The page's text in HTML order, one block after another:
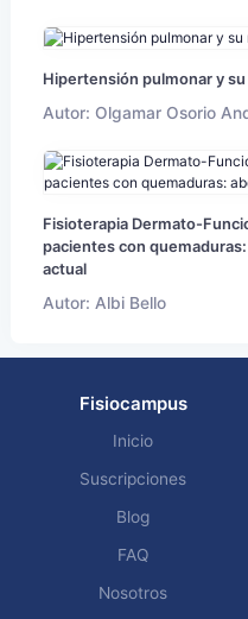
Hipertensión pulmonar y
Autor: Olgamar Osorio
Fisioterapia Dermato-
pacientes con
actual
Autor: Albi Bello
Fisiocampus
Inicio
Suscripciones
Blog
FAQ
Nosotros